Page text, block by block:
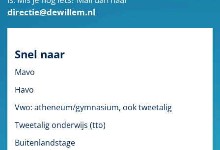
directie@dewillem.nl
Snel naar
Mavo
Havo
Vwo: atheneum/gymnasium, ook tweetalig
Tweetalig onderwijs (tto)
Buitenlandstage